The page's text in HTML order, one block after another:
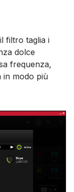
filtro taglia i
dolce
frequenza,
in modo più